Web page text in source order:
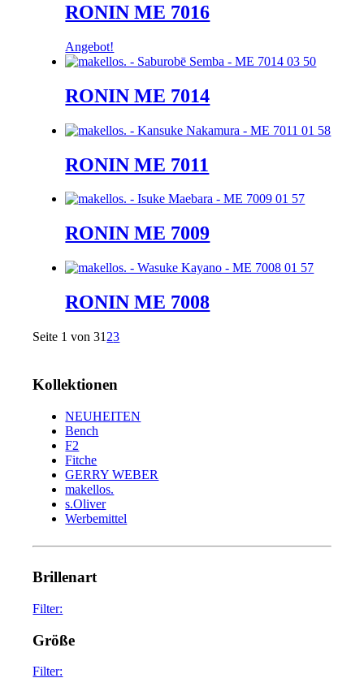
RONIN ME 7016
Angebot!
RONIN ME 7014
RONIN ME 7011
RONIN ME 7009
RONIN ME 7008
Seite 1 von 31 23
Kollektionen
NEUHEITEN
Bench
F2
Fitche
GERRY WEBER
makellos.
s.Oliver
Werbemittel
Brillenart
Filter:
sunglasses
Größe
Filter: